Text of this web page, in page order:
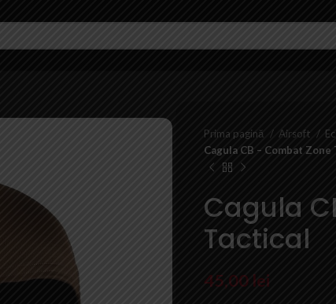
Prima pagină Airsoft
Cagula CB – Combat Zone
Cagula
Tactical
45,00 lei